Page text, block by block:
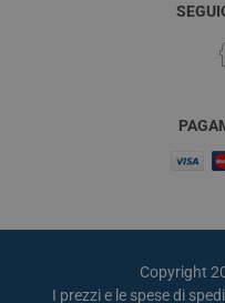
Copyright
I prezzi e le spese di